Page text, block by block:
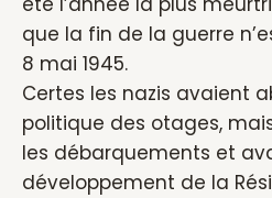
que la fin de la guerre
8 mai 1945.
Certes les nazis avaient
politique des otages,
les débarquements et
développement de la